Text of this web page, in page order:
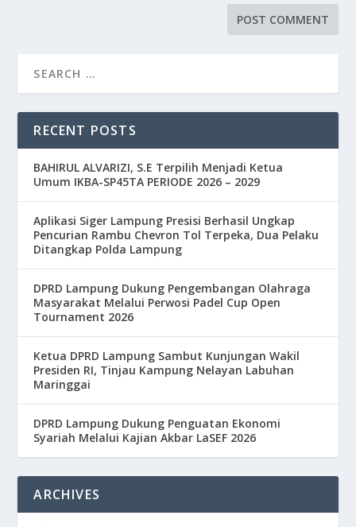
RECENT POSTS
BAHIRUL ALVARIZI, S.E Terpilih Menjadi Ketua
Umum IKBA-SP45TA PERIODE 2026 – 2029
Aplikasi Siger Lampung Presisi Berhasil Ungkap
Pencurian Rambu Chevron Tol Terpeka, Dua Pelaku
Ditangkap Polda Lampung
DPRD Lampung Dukung Pengembangan Olahraga
Masyarakat Melalui Perwosi Padel Cup Open
Tournament 2026
Ketua DPRD Lampung Sambut Kunjungan Wakil
Presiden RI, Tinjau Kampung Nelayan Labuhan
Maringgai
DPRD Lampung Dukung Penguatan Ekonomi
Syariah Melalui Kajian Akbar LaSEF 2026
ARCHIVES